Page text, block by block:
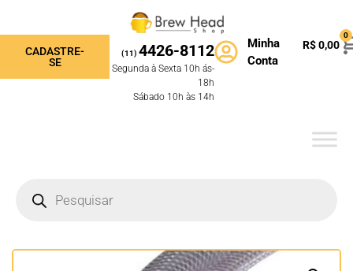
CADASTRE-
SE
(11) 4426-8112
Segunda à Sexta 10h ás-
18h
Sábado 10h às 14h
Minha
Conta
R$0,00
0